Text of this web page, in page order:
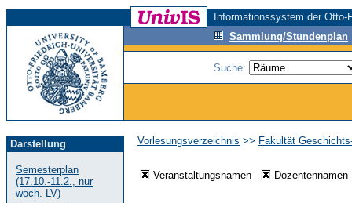
Informationssystem der
Sammlung/Stundenplan
Suche:
Darstellung
Semesterplan
(17.10.-11.2., nur
wöch. LV)
Vorlesungsverzeichnis >> Fakultät
Veranstaltungsnamen